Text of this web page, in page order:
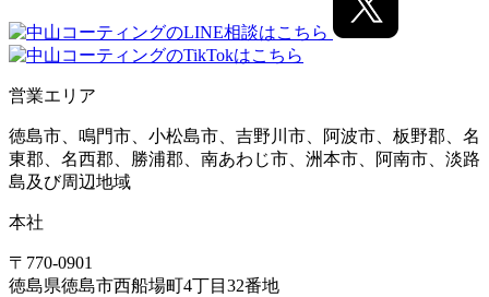
営業エリア
徳島市、鳴門市、小松島市、吉野川市、阿波市、板野郡、名
東郡、名西郡、勝浦郡、南あわじ市、洲本市、阿南市、淡路
島及び周辺地域
本社
〒770-0901
徳島県徳島市西船場町4丁目32番地